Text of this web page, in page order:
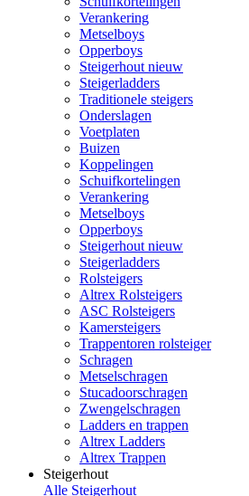
Verankering
Metselboys
Opperboys
Steigerhout nieuw
Steigerladders
Traditionele steigers
Onderslagen
Voetplaten
Buizen
Koppelingen
Schuifkortelingen
Verankering
Metselboys
Opperboys
Steigerhout nieuw
Steigerladders
Rolsteigers
Altrex Rolsteigers
ASC Rolsteigers
Kamersteigers
Trappentoren rolsteiger
Schragen
Metselschragen
Stucadoorschragen
Zwengelschragen
Ladders en trappen
Altrex Ladders
Altrex Trappen
Steigerhout
Alle Steigerhout